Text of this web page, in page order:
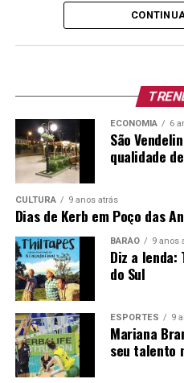
interesse público,
Constituição Federal e
Complementar nº
Cargo Vagas
e
para
Especialista
em
Educação –
Supervisão
Escolar
01
Legal
Cargo
*Vale-Alimentação de R$
ECONOMIA 6
São
qualidade
CULTURA 9 anos atrás
Dias de Kerb em Poço das
BARÃO 9 anos
Diz a lenda:
do Sul
ESPORTES 9
Mariana
seu talento